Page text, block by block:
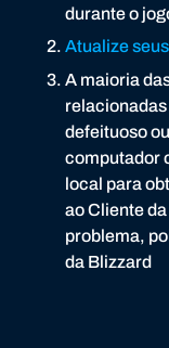
durante o
Atualize
A maioria
defeituoso
computador
local para
ao Cliente
problema,
da Blizzard